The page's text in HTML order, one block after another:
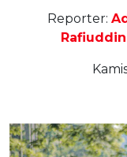
Reporter:
Rafiuddin